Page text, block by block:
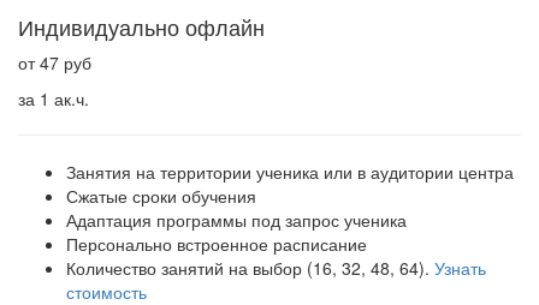
Индивидуально офлайн
от 47 руб
за 1 ак.ч.
Занятия на территории ученика или в аудитории центра
Сжатые сроки обучения
Адаптация программы под запрос ученика
Персонально встроенное расписание
Количество занятий на выбор (16, 32, 48, 64). Узнать
стоимость